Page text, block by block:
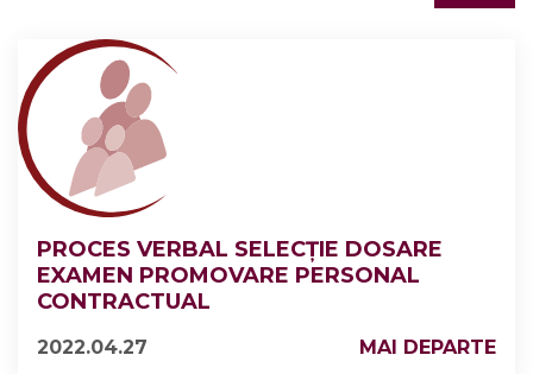
PROCES VERBAL SELECȚIE DOSARE
EXAMEN PROMOVARE PERSONAL
CONTRACTUAL
2022.04.27 MAI DEPARTE